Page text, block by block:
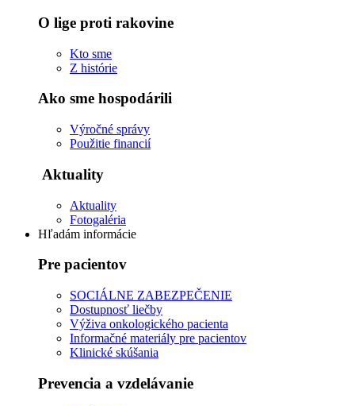
O lige proti rakovine
Kto sme
Z histórie
Ako sme hospodárili
Výročné správy
Použitie financií
Aktuality
Aktuality
Fotogaléria
Hľadám informácie
Pre pacientov
SOCIÁLNE ZABEZPEČENIE
Dostupnosť liečby
Výživa onkologického pacienta
Informačné materiály pre pacientov
Klinické skúšania
Prevencia a vzdelávanie